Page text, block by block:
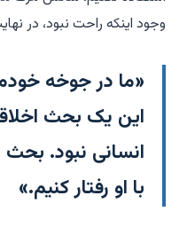
وجود اینکه راحت نبود، در
«ما در جوخه
این یک بحث
انسانی نبود.
با او رفتار کنیم.»